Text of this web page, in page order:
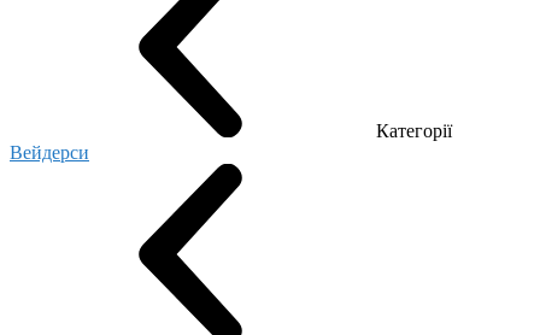
Категорії
Вейдерси